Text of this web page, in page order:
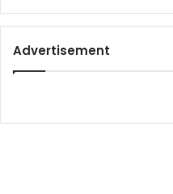
Advertisement